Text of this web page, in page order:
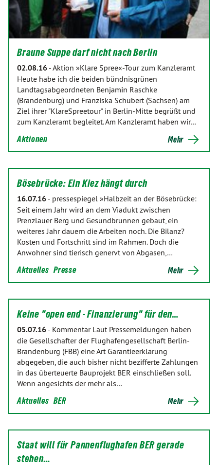
Braune Suppe darf nicht nach Berlin
02.08.16 -Aktion »Klare Spree«-Tour zum Kanzleramt
Heute habe ich die beiden bündnisgrünen
Landtagsabgeordneten Benjamin Raschke
(Brandenburg) und Franziska Schubert (Sachsen) am
Ziel ihrer "KlareSpreetour" in Berlin-Mitte begrüßt und
zum Kanzleramt begleitet. Am Kanzleramt haben wir…
Aktionen Mehr
Bösebrücke: Ein Kiez hängt durch
16.07.16 - pressespiegel »Halbzeit an der Bösebrücke:
Seit einem Jahr wird an dem Viadukt zwischen
Prenzlauer Berg und Gesundbrunnen gebaut, ein
weiteres Jahr dauern die Arbeiten noch. Die Bilanz?
Kosten und Fortschritt sind im Rahmen. Doch die
Anwohner sind tierisch genervt von Abgasen,…
Aktuelles Presse Mehr
Keine "open end - Finanzierung" für den…
05.07.16 - Kommentar Laut Pressemeldungen haben
die Gesellschafter der Flughafengesellschaft Berlin-
Brandenburg (FBB) eine Art Garantieerklärung
abgegeben, die auch bisher nicht bezifferte Zahlungen
in das überteuerte Bauprojekt BER einschließen soll.
Wenn angesichts der mehr als…
Aktuelles BER Mehr
Staat will für Pannenflughafen BER gerade
stehen…